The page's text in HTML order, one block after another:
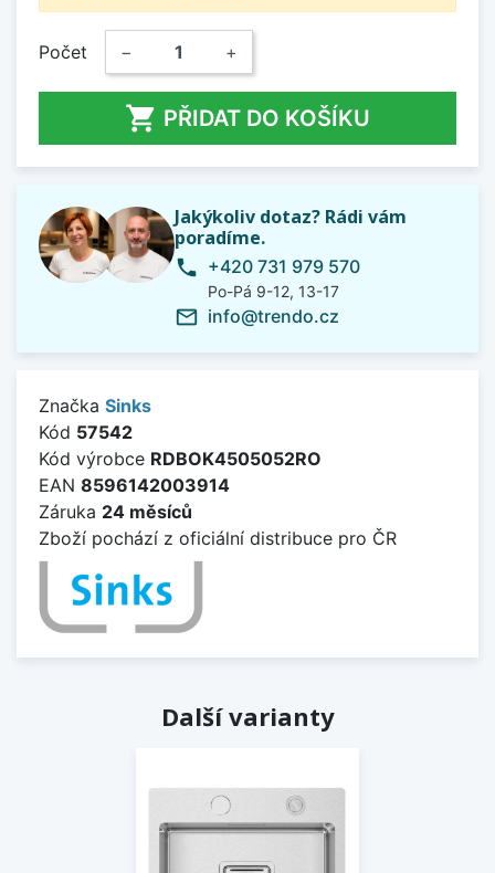
Počet − +
 PŘIDAT DO KOŠÍKU
Jakýkoliv dotaz? Rádi vám
poradíme.
phone +420 731 979 570
Po-Pá 9-12, 13-17
mail_outline info@trendo.cz
Značka Sinks
Kód 57542
Kód výrobce RDBOK4505052RO
EAN 8596142003914
Záruka 24 měsíců
Zboží pochází z oficiální distribuce pro ČR
Další varianty